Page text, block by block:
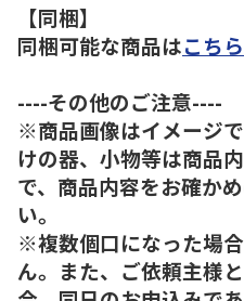
【同梱】
同梱可能な商品はこちら
----その他のご注意----
※商品画像はイメージ
けの器、小物等は商品
で、商品内容をお確か
い。
※複数個口になった場
ん。また、ご依頼主様